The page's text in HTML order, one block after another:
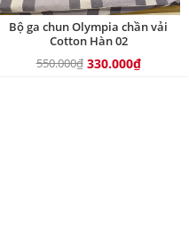
Bộ ga chun Olympia chần vải
Cotton Hàn 02
550.000₫ 330.000₫